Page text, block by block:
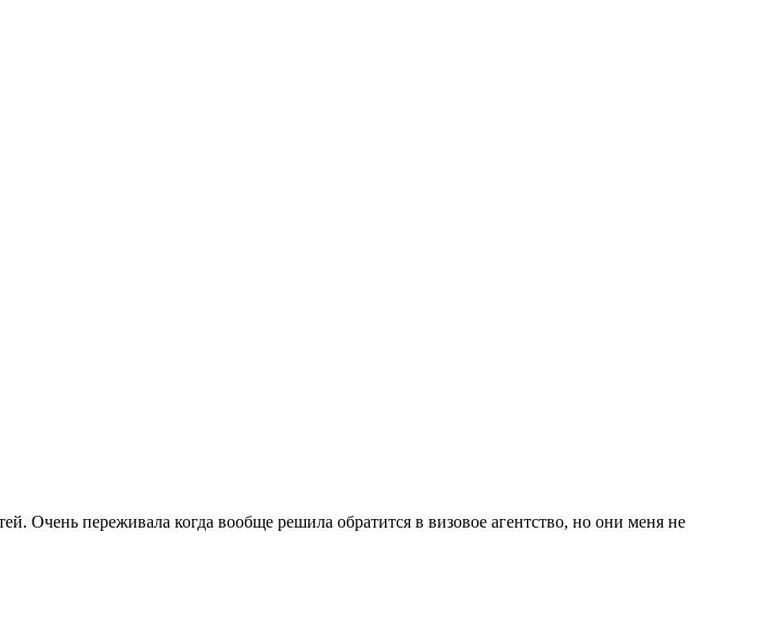
Очень переживала когда вообще решила обратится в визовое агентство, но они меня не